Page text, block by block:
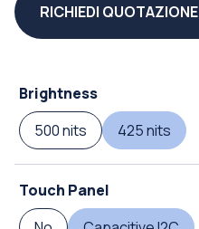
RICHIEDI QUOTAZIONE
Brightness
500 nits
425 nits
Touch Panel